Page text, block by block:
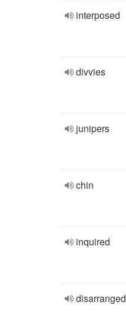
interposed
divvies
junipers
chin
inquired
disarranged